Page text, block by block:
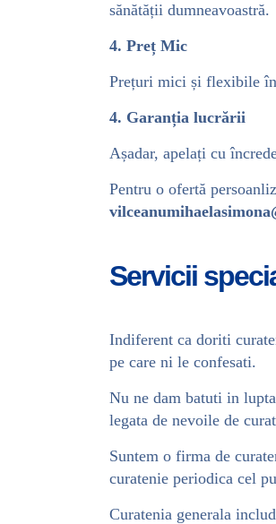
sănătății dumneavoastră.
4. Preț Mic
Prețuri mici și flexibile
4. Garanția lucrării
Așadar, apelați cu
Pentru o ofertă
Servicii
Indiferent ca doriti
pe care ni le confesati.
Nu ne dam batuti in
legata de nevoile de
Suntem o firma de
curatenie periodica cel
Curatenia generala